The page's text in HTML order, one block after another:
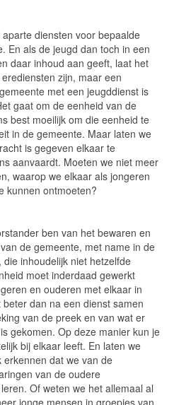
diensten voor bepaalde
En als de jeugd dan toch in een
daar inhoud aan geeft, laat het
zijn, maar een
met een jeugddienst is
gaat om de eenheid van de
best moeilijk om die eenheid te
in de gemeente. Maar laten we
is gegeven elkaar te
aanvaardt. Moeten we niet meer
waarop we elkaar als jongeren
kunnen ontmoeten?
ben van het bewaren en
de gemeente, met name in de
inhoudelijk niet hetzelfde
moet inderdaad gewerkt
en ouderen met elkaar in
dan na een dienst samen
van de preek en van wat er
gekomen. Op deze manier kun je
bij elkaar leeft. En laten we
dat we van de
van de oudere
Of weten we het allemaal al
jonge mensen in groepjes van